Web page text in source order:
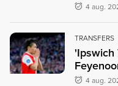
4 aug.
TRANSFERS
'Ipswich
4 aug.